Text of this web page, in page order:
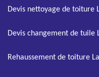
Devis nettoyage de toiture
Devis changement de tuile
Rehaussement de toiture